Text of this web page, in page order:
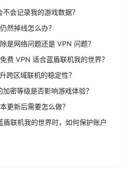
会记录我的游戏数据？
然掉线怎么办？
是网络问题还是 VPN 问题？
费 VPN 适合蓝盾联机我的世界？
跨区域联机的稳定性？
密等级是否影响游戏体验？
更新后需要怎么做？
盾联机我的世界时，如何保护账户